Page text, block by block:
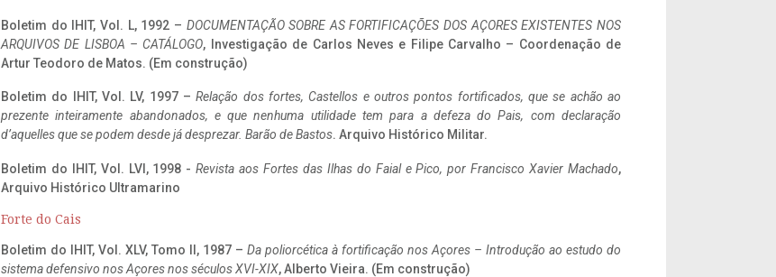
Boletim do IHIT, Vol. L, 1992 – DOCUMENTAÇÃO SOBRE AS FORTIFICAÇÕES DOS AÇORES EXISTENTES NOS
ARQUIVOS DE LISBOA – CATÁLOGO, Investigação de Carlos Neves e Filipe Carvalho – Coordenação de
Artur Teodoro de Matos. (Em construção)
Boletim do IHIT, Vol. LV, 1997 –Relação dos fortes, Castellos e outros pontos fortificados, que se achão ao
prezente inteiramente abandonados, e que nenhuma utilidade tem para a defeza do Pais, com declaração
d’aquelles que se podem desde já desprezar. Barão de Bastos. Arquivo Histórico Militar.
Boletim do IHIT, Vol. LVI, 1998 -Revista aos Fortes das Ilhas do Faial e Pico, por Francisco Xavier Machado,
Arquivo Histórico Ultramarino
Forte do Cais
Boletim do IHIT, Vol. XLV, Tomo II, 1987 – Da poliorcética à fortificação nos Açores – Introdução ao estudo do
sistema defensivo nos Açores nos séculos XVI-XIX, Alberto Vieira. (Em construção)